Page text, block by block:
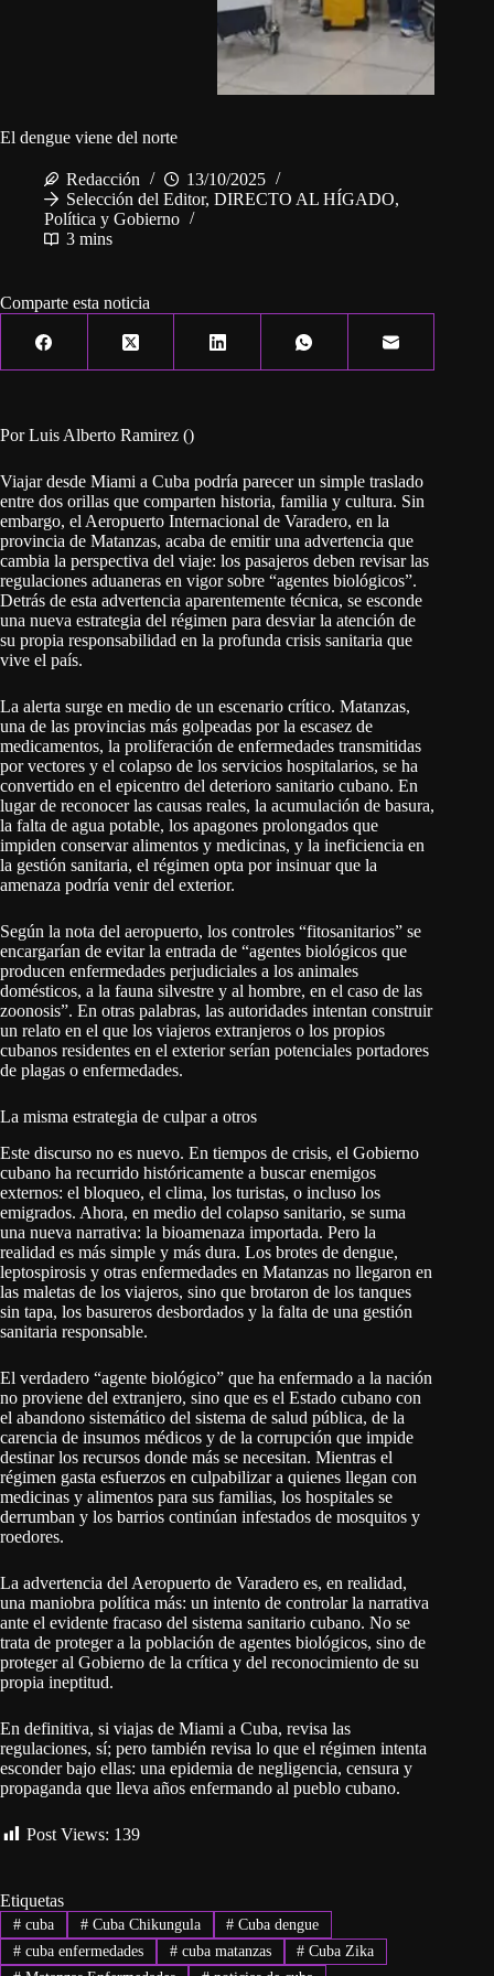
El dengue viene del norte
Redacción
13/10/2025
Selección del Editor, DIRECTO AL HÍGADO,
Política y Gobierno
3 mins
Comparte esta noticia
Por Luis Alberto Ramirez ()
Viajar desde Miami a Cuba podría parecer un simple traslado
entre dos orillas que comparten historia, familia y cultura. Sin
embargo, el Aeropuerto Internacional de Varadero, en la
provincia de Matanzas, acaba de emitir una advertencia que
cambia la perspectiva del viaje: los pasajeros deben revisar las
regulaciones aduaneras en vigor sobre “agentes biológicos”.
Detrás de esta advertencia aparentemente técnica, se esconde
una nueva estrategia del régimen para desviar la atención de
su propia responsabilidad en la profunda crisis sanitaria que
vive el país.
La alerta surge en medio de un escenario crítico. Matanzas,
una de las provincias más golpeadas por la escasez de
medicamentos, la proliferación de enfermedades transmitidas
por vectores y el colapso de los servicios hospitalarios, se ha
convertido en el epicentro del deterioro sanitario cubano. En
lugar de reconocer las causas reales, la acumulación de basura,
la falta de agua potable, los apagones prolongados que
impiden conservar alimentos y medicinas, y la ineficiencia en
la gestión sanitaria, el régimen opta por insinuar que la
amenaza podría venir del exterior.
Según la nota del aeropuerto, los controles “fitosanitarios” se
encargarían de evitar la entrada de “agentes biológicos que
producen enfermedades perjudiciales a los animales
domésticos, a la fauna silvestre y al hombre, en el caso de las
zoonosis”. En otras palabras, las autoridades intentan construir
un relato en el que los viajeros extranjeros o los propios
cubanos residentes en el exterior serían potenciales portadores
de plagas o enfermedades.
La misma estrategia de culpar a otros
Este discurso no es nuevo. En tiempos de crisis, el Gobierno
cubano ha recurrido históricamente a buscar enemigos
externos: el bloqueo, el clima, los turistas, o incluso los
emigrados. Ahora, en medio del colapso sanitario, se suma
una nueva narrativa: la bioamenaza importada. Pero la
realidad es más simple y más dura. Los brotes de dengue,
leptospirosis y otras enfermedades en Matanzas no llegaron en
las maletas de los viajeros, sino que brotaron de los tanques
sin tapa, los basureros desbordados y la falta de una gestión
sanitaria responsable.
El verdadero “agente biológico” que ha enfermado a la nación
no proviene del extranjero, sino que es el Estado cubano con
el abandono sistemático del sistema de salud pública, de la
carencia de insumos médicos y de la corrupción que impide
destinar los recursos donde más se necesitan. Mientras el
régimen gasta esfuerzos en culpabilizar a quienes llegan con
medicinas y alimentos para sus familias, los hospitales se
derrumban y los barrios continúan infestados de mosquitos y
roedores.
La advertencia del Aeropuerto de Varadero es, en realidad,
una maniobra política más: un intento de controlar la narrativa
ante el evidente fracaso del sistema sanitario cubano. No se
trata de proteger a la población de agentes biológicos, sino de
proteger al Gobierno de la crítica y del reconocimiento de su
propia ineptitud.
En definitiva, si viajas de Miami a Cuba, revisa las
regulaciones, sí; pero también revisa lo que el régimen intenta
esconder bajo ellas: una epidemia de negligencia, censura y
propaganda que lleva años enfermando al pueblo cubano.
Post Views: 139
Etiquetas
#cuba #Cuba Chikungula # Cuba dengue
#cuba enfermedades #cuba matanzas # Cuba Zika